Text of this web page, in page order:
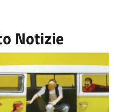
Notizie